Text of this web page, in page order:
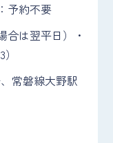
予約不要
合は翌平日）・
常磐線大野駅